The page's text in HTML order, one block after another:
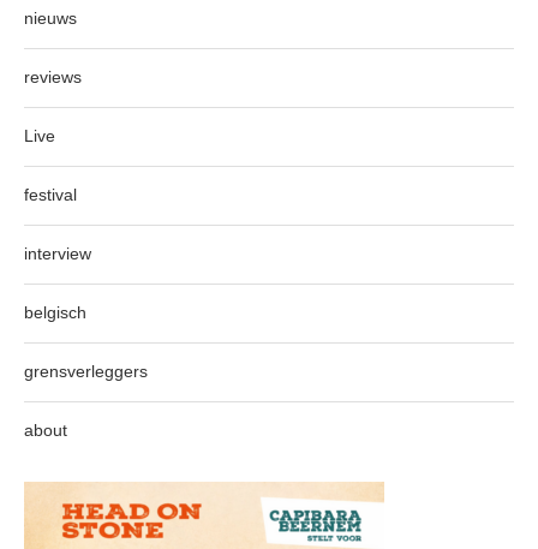
nieuws
reviews
Live
festival
interview
belgisch
grensverleggers
about